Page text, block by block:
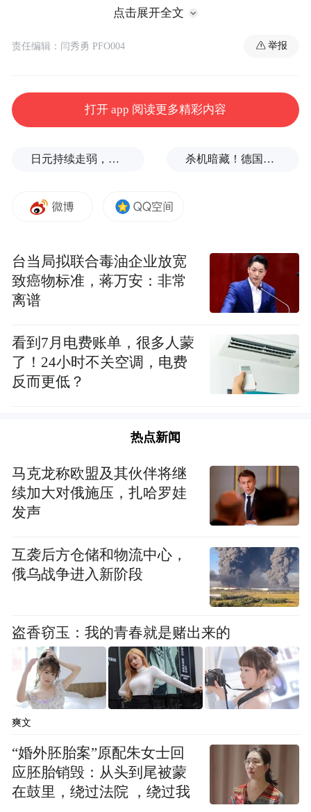
（2）无欲速，无见小利。欲速，则不达；见
小利，则大事不成。——《论语》
滔天。 ——《韩非子》
——《三国志》
（5）汝等比丘，当自摄心，勿令放逸。当念
唐代律宗创始人道宣律师
道宣律师是唐代律宗创始人，被尊为“南山律
宗”开山祖师。《宋高僧传》记载，他一生将
点击展开全文
责任编辑：闫秀勇 PFO004 举报
打开 app 阅读更多精彩内容
日元持续走弱，给我们什么样的机会？ 杀机暗藏！德国机场发现携爆炸物无人机，或涉及外国势力
台当局拟联合毒油企业放宽
致癌物标准，蒋万安：非常
离谱
看到7月电费账单，很多人蒙
了！24小时不关空调，电费
反而更低？
热点新闻
马克龙称欧盟及其伙伴将继
续加大对俄施压，扎哈罗娃
发声
互袭后方仓储和物流中心，
俄乌战争进入新阶段
盗香窃玉：我的青春就是赌出来的
爽文
“婚外胚胎案”原配朱女士回
应胚胎销毁：从头到尾被蒙
在鼓里，绕过法院 ，绕过我